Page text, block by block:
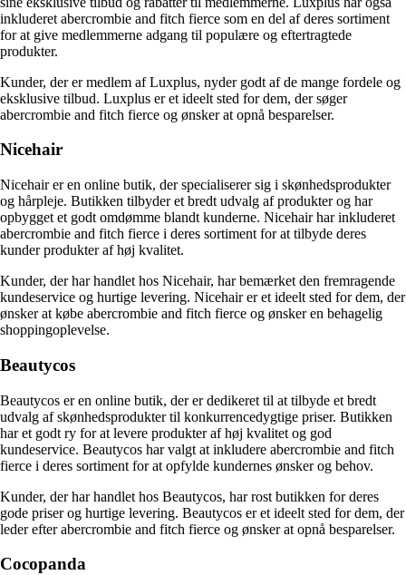
inkluderet abercrombie and fitch fierce som en del af deres sortiment
for at give medlemmerne adgang til populære og eftertragtede
produkter.
Kunder, der er medlem af Luxplus, nyder godt af de mange fordele og
eksklusive tilbud. Luxplus er et ideelt sted for dem, der søger
abercrombie and fitch fierce og ønsker at opnå besparelser.
Nicehair
Nicehair er en online butik, der specialiserer sig i skønhedsprodukter
og hårpleje. Butikken tilbyder et bredt udvalg af produkter og har
opbygget et godt omdømme blandt kunderne. Nicehair har inkluderet
abercrombie and fitch fierce i deres sortiment for at tilbyde deres
kunder produkter af høj kvalitet.
Kunder, der har handlet hos Nicehair, har bemærket den fremragende
kundeservice og hurtige levering. Nicehair er et ideelt sted for dem, der
ønsker at købe abercrombie and fitch fierce og ønsker en behagelig
shoppingoplevelse.
Beautycos
Beautycos er en online butik, der er dedikeret til at tilbyde et bredt
udvalg af skønhedsprodukter til konkurrencedygtige priser. Butikken
har et godt ry for at levere produkter af høj kvalitet og god
kundeservice. Beautycos har valgt at inkludere abercrombie and fitch
fierce i deres sortiment for at opfylde kundernes ønsker og behov.
Kunder, der har handlet hos Beautycos, har rost butikken for deres
gode priser og hurtige levering. Beautycos er et ideelt sted for dem, der
leder efter abercrombie and fitch fierce og ønsker at opnå besparelser.
Cocopanda